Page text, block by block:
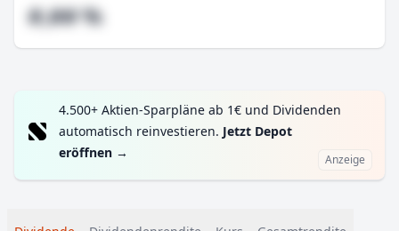
#,## %
4.500+ Aktien-Sparpläne ab 1€ und Dividenden
automatisch reinvestieren. Jetzt Depot
eröffnen → Anzeige